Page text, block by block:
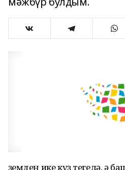
Үҙемдең ике күҙ тегелә, ә